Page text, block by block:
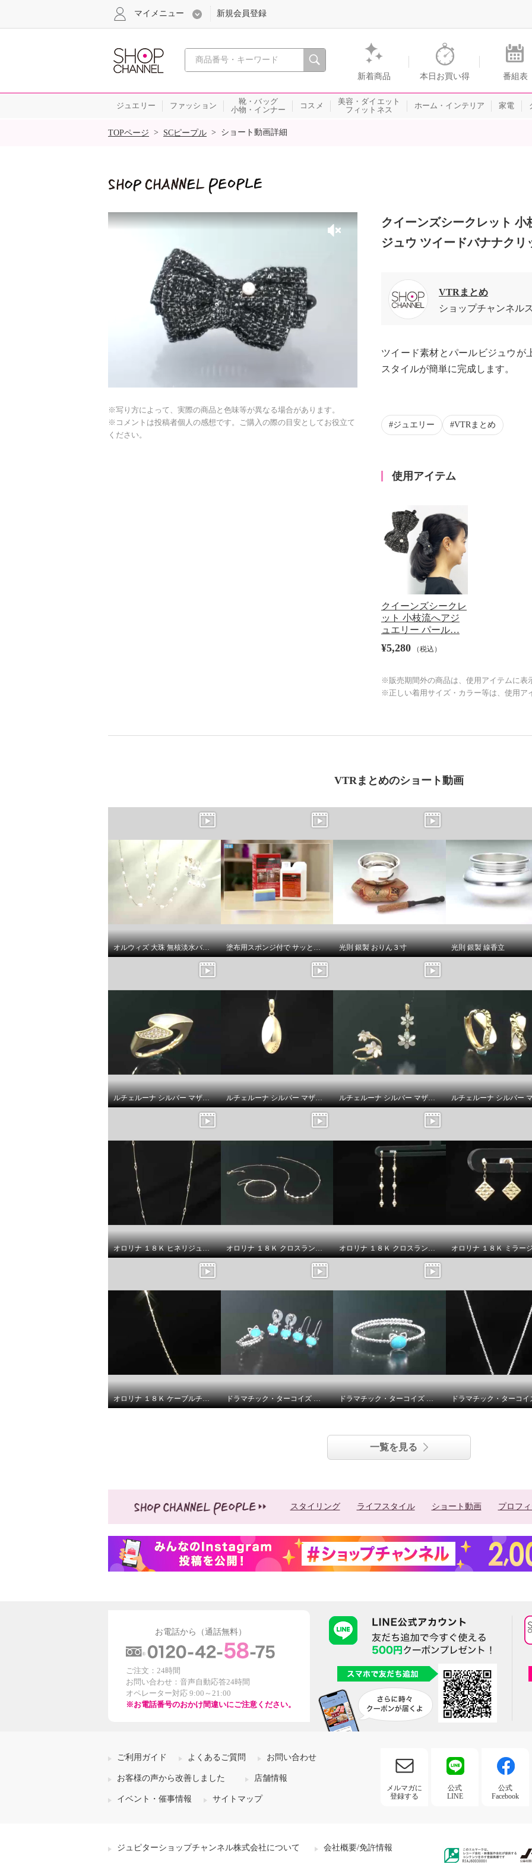
心おどる、瞬間を。通販・テレビショッピングのショップチャンネル
新着商品 本日お買い得 番組表
マイメニュー 新規会員登録
ジュエリー ファッション
靴・バッグ
小物・インナー
コスメ
美容・ダイエット
フィットネス
ホーム・インテリア 家電
SALE
TOPページ > SCピープル > ショート動画詳細
クイーンズシークレット 小枝
流へアジュエリー パールビジ
ュウ ツイードバナナクリップ
※写り方によって、実際の商品と色味等が異なる場合があります。
※コメントは投稿者個人の感想です。ご購入の際の目安としてお役立て
ください。
クイーンズシークレット
ジュウ ツイードバナナクリ
VTRまとめ
ショップチャンネル
ツイード素材とパールビジュウが
スタイルが簡単に完成します。
ジュエリー VTRまとめ
使用アイテム
クイーンズシークレ
ット 小枝流へアジ
ュエリー パール…
¥5,280 （税込）
※販売期間外の商品は、使用アイテムに表
※正しい着用サイズ・カラー等は、使用ア
VTRまとめのショート動画
オルウィズ 大珠 無核淡水バロックパール ステーションネックレス／イヤリング／ピアス 塗布用スポンジ付で サッと塗り伸ばし 乾かすだけ簡単！ 輝きが戻るフロアワックス シャイントップＱ１０ ＜１リットル＞ 光則 銀製 おりん３寸 光則 銀製 線香立
ルチェルーナ シルバー マザーオブパール＆ＣＺ カーブライン コンビネーション デザインリング ルチェルーナ シルバー マザーオブパール ルナライト ドロップデザイン ペンダントトップ ルチェルーナ シルバー マザーオブパール＆ＣＺ ツインフラワー デザイン フォークリング／ペンダントトップ
オロリナ １８Ｋ ヒネリジュノバ ロングネックレス オロリナ １８Ｋ クロスランタン ネックレス／バングル オロリナ １８Ｋ クロスランタン ピアス
オロリナ １８Ｋ ケーブルチェーン ネックレス ドラマチック・ターコイズ シルバー アリゾナ産ターコイズ ブルーキャット フレキシブルリング／アリゾナ産ターコイズ＆ ＣＺ ブルーキャット イヤリング／ピアス ドラマチック・ターコイズ シルバー アリゾナ産ターコイズ ブルーキャット フレキシブルバングル
一覧を見る
スタイリング ライフスタイル ショート動画 プロフ
お電話から（通話無料）
ご注文：24時間
お問い合わせ：音声自動応答24時間
オペレーター対応 9:00～21:00
※お電話番号のおかけ間違いにご注意ください。
ご利用ガイド よくあるご質問 お問い合わせ
お客様の声から改善しました 店舗情報
イベント・催事情報 サイトマップ
メルマガに
登録する
公式
LINE
公式
Facebook
ジュピターショップチャンネル株式会社について 会社概要/免許情報